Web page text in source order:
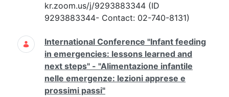
kr.zoom.us/j/9293883344 (ID
9293883344- Contact: 02-740-8131)
International Conference "Infant feeding
in emergencies: lessons learned and
next steps" - "Alimentazione infantile
nelle emergenze: lezioni apprese e
prossimi passi"